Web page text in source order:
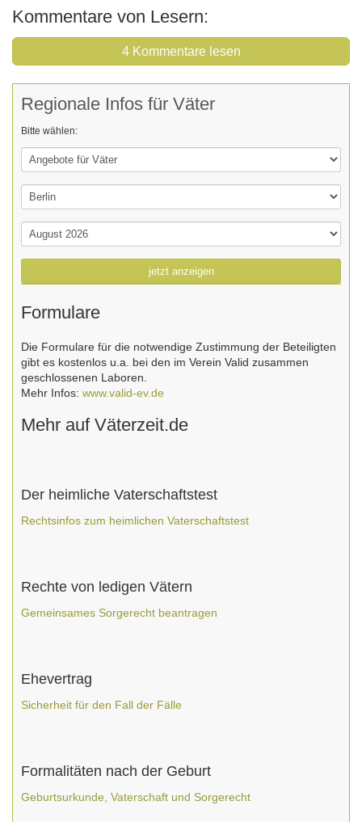
Kommentare von Lesern:
4 Kommentare lesen
Regionale Infos für Väter
Bitte wählen:
jetzt anzeigen
Formulare
Die Formulare für die notwendige Zustimmung der Beteiligten
gibt es kostenlos u.a. bei den im Verein Valid zusammen
geschlossenen Laboren.
Mehr Infos: www.valid-ev.de
Mehr auf Väterzeit.de
Der heimliche Vaterschaftstest
Rechtsinfos zum heimlichen Vaterschaftstest
Rechte von ledigen Vätern
Gemeinsames Sorgerecht beantragen
Ehevertrag
Sicherheit für den Fall der Fälle
Formalitäten nach der Geburt
Geburtsurkunde, Vaterschaft und Sorgerecht